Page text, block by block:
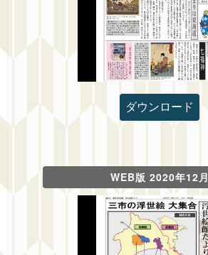
ダウンロード
WEB版 2020年12月